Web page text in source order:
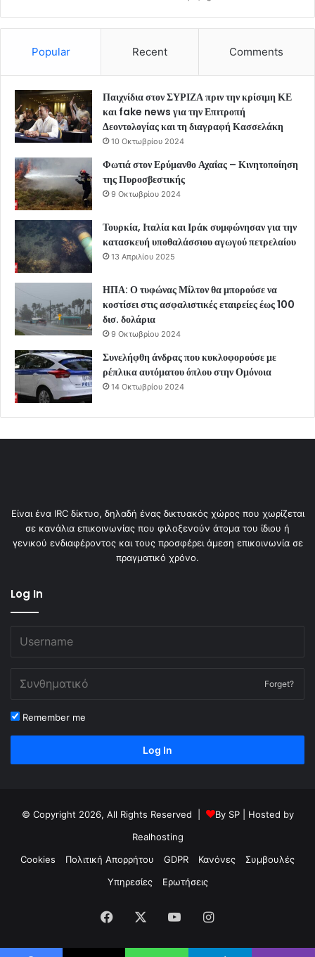
Popular Recent Comments
Παιχνίδια στον ΣΥΡΙΖΑ πριν την κρίσιμη ΚΕ
και fake news για την Επιτροπή
Δεοντολογίας και τη διαγραφή Κασσελάκη
10 Οκτωβρίου 2024
Φωτιά στον Ερύμανθο Αχαΐας – Κινητοποίηση
της Πυροσβεστικής
9 Οκτωβρίου 2024
Τουρκία, Ιταλία και Ιράκ συμφώνησαν για την
κατασκευή υποθαλάσσιου αγωγού πετρελαίου
13 Απριλίου 2025
ΗΠΑ: Ο τυφώνας Μίλτον θα μπορούσε να
κοστίσει στις ασφαλιστικές εταιρείες έως 100
δισ. δολάρια
9 Οκτωβρίου 2024
Συνελήφθη άνδρας που κυκλοφορούσε με
ρέπλικα αυτόματου όπλου στην Ομόνοια
14 Οκτωβρίου 2024
Είναι ένα IRC δίκτυο, δηλαδή ένας δικτυακός χώρος που χωρίζεται
σε κανάλια επικοινωνίας που φιλοξενούν άτομα του ίδιου ή
γενικού ενδιαφέροντος και τους προσφέρει άμεση επικοινωνία σε
πραγματικό χρόνο.
Log In
Forget?
Remember me
Log In
© Copyright 2026, All Rights Reserved | By SP| Hosted by
Realhosting
Cookies
Πολιτική Απορρήτου GDPR Κανόνες
Συμβουλές
Υπηρεσίες
Ερωτήσεις
Facebook YouTubeInstagram